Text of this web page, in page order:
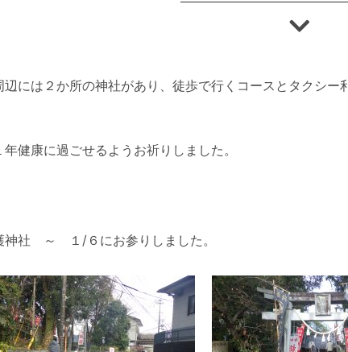
辺には２か所の神社があり、徒歩で行くコースとタクシ
健康に過ごせるようお祈りしました。
社 ～ １/６にお参りしました。